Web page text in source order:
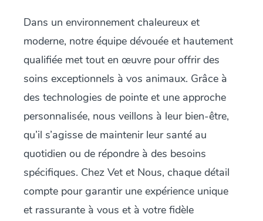
Dans un environnement chaleureux et
moderne, notre équipe dévouée et hautement
qualifiée met tout en œuvre pour offrir des
soins exceptionnels à vos animaux. Grâce à
des technologies de pointe et une approche
personnalisée, nous veillons à leur bien-être,
qu’il s’agisse de maintenir leur santé au
quotidien ou de répondre à des besoins
spécifiques. Chez Vet et Nous, chaque détail
compte pour garantir une expérience unique
et rassurante à vous et à votre fidèle